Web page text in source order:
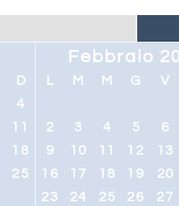
D
4
11
18
25
Febbraio
L M M G V
2
3 4 5 6
9
10 11 12 13
16
17 18 19 20
23
24 25 26 27